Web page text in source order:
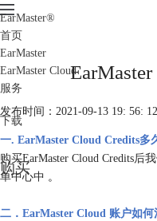
EarMaster®
首页
EarMaster
EarMaster Cloud
服务
下载
购买
发布时间：2021-09-13 19: 56: 12
一. EarMaster Cloud Credits多
购买EarMaster Cloud Credits
单中心中 。
二．EarMaster Cloud 账户如何